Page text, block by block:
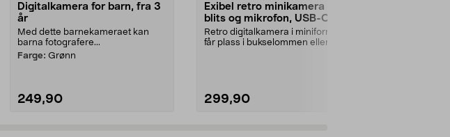
Digitalkamera for barn, fra 3
år
Med dette barnekameraet kan
barna fotografere...
Farge: Grønn
249,90
Exibel retro minikamera med
blits og mikrofon, USB-C
Retro digitalkamera i miniformat –
får plass i bukselommen eller på
299,90